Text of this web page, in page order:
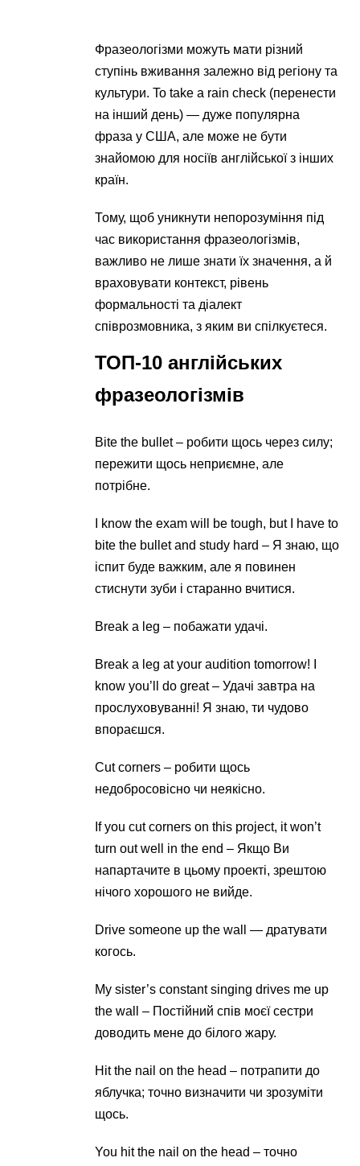
Фразеологізми можуть мати різний
ступінь вживання залежно від регіону та
культури. To take a rain check (перенести
на інший день) — дуже популярна
фраза у США, але може не бути
знайомою для носіїв англійської з інших
країн.
Тому, щоб уникнути непорозуміння під
час використання фразеологізмів,
важливо не лише знати їх значення, а й
враховувати контекст, рівень
формальності та діалект
співрозмовника, з яким ви спілкуєтеся.
ТОП-10 англійських
фразеологізмів
Bite the bullet – робити щось через силу;
пережити щось неприємне, але
потрібне.
I know the exam will be tough, but I have to
bite the bullet and study hard – Я знаю, що
іспит буде важким, але я повинен
стиснути зуби і старанно вчитися.
Break a leg – побажати удачі.
Break a leg at your audition tomorrow! I
know you’ll do great – Удачі завтра на
прослуховуванні! Я знаю, ти чудово
впораєшся.
Cut corners – робити щось
недобросовісно чи неякісно.
If you cut corners on this project, it won’t
turn out well in the end – Якщо Ви
напартачите в цьому проекті, зрештою
нічого хорошого не вийде.
Drive someone up the wall — дратувати
когось.
My sister’s constant singing drives me up
the wall – Постійний спів моєї сестри
доводить мене до білого жару.
Hit the nail on the head – потрапити до
яблучка; точно визначити чи зрозуміти
щось.
You hit the nail on the head – точно